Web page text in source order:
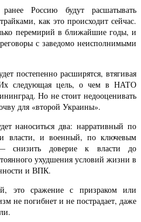
Россию будут расшатывать
как это происходит сейчас.
перемирий в ближайшие годы, и
с заведомо неисполнимыми
постепенно расширятся, втягивая
следующая цель, о чем в НАТО
Но не стоит недооценивать
для «второй Украины».
наноситься два: нарративный по
власти, и военный, по ключевым
снизить доверие к власти до
ухудшения условий жизни в
и ВПК.
это сражение с призраком или
не погибнет и не пострадает, даже